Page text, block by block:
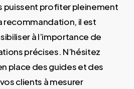
puissent profiter pleinement
recommandation, il est
à l’importance de
précises. N’hésitez
place des guides et des
clients à mesurer